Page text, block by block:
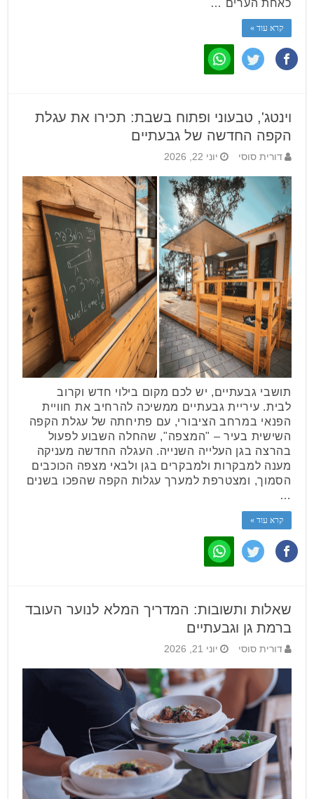
כאחת הערים …
קרא עוד »
וינטג', טבעוני ופתוח בשבת: תכירו את עגלת
הקפה החדשה של גבעתיים
דורית סוסי יוני 22, 2026
תושבי גבעתיים, יש לכם מקום בילוי חדש וקרוב
לבית. עיריית גבעתיים ממשיכה להרחיב את חוויית
הפנאי במרחב הציבורי, עם פתיחתה של עגלת הקפה
השישית בעיר – "המצפה", שהחלה השבוע לפעול
בהרצה בגן העלייה השנייה. העגלה החדשה מעניקה
מענה למבקרות ולמבקרים בגן ולבאי מצפה הכוכבים
הסמוך, ומצטרפת למערך עגלות הקפה שהפכו בשנים
…
קרא עוד »
שאלות ותשובות: המדריך המלא לנוער העובד
ברמת גן וגבעתיים
דורית סוסי יוני 21, 2026